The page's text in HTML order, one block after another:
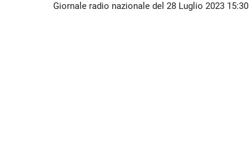
Giornale radio nazionale del 28 Luglio 2023 15:30